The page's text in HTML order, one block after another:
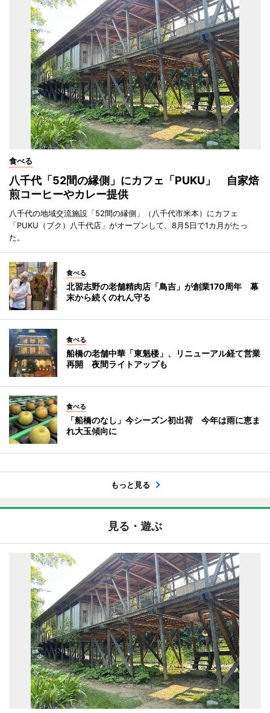
食べる
八千代「52間の縁側」にカフェ「PUKU」 自家焙
煎コーヒーやカレー提供
八千代の地域交流施設「52間の縁側」（八千代市米本）にカフェ
「PUKU（プク）八千代店」がオープンして、8月5日で1カ月がたっ
た。
食べる
北習志野の老舗精肉店「鳥吉」が創業170周年 幕
末から続くのれん守る
食べる
船橋の老舗中華「東魁楼」、リニューアル経て営業
再開 夜間ライトアップも
食べる
「船橋のなし」今シーズン初出荷 今年は雨に恵ま
れ大玉傾向に
もっと見る
見る・遊ぶ